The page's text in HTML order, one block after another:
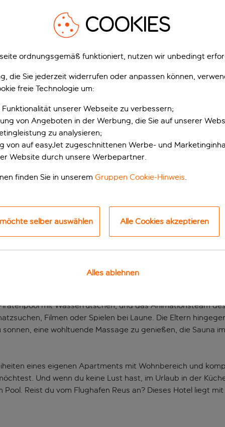
der Heimat in Cap
entfernt im Urlaubszentrum Cap de Salou liegt, kommt
mit Wasserrutschen, und das Animationsteam
Filmen oder Spielen bei Laune. Die Eltern
eine wohltuende Massage zu genießen, die Sauna
eines eigenen Apartments mit Wohnbereich und
Und wenn du keine Lust hast, im Urlaub in der
Reist du vom Flughafen Reus an? Dieses Hotel liegt
COOKIES
ordnungsgemäß funktioniert, nutzen wir unbedingt
die Sie jederzeit widerrufen oder anpassen können,
freie Technologie um:
unserer Webseite zu verbessern;
von Angeboten in der Werbung, die Sie auf unserer
zu analysieren;
von auf easyJet zugeschnittenen Werbe- und
Website durch unsere Werbepartner.
finden Sie in unserem Gruppen Cookie-Hinweis
selber auswählen Alle Cookies akzeptieren
Alles ablehnen